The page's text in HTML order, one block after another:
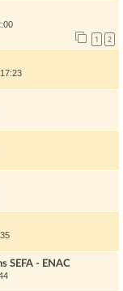
1 2
SEFA - ENAC